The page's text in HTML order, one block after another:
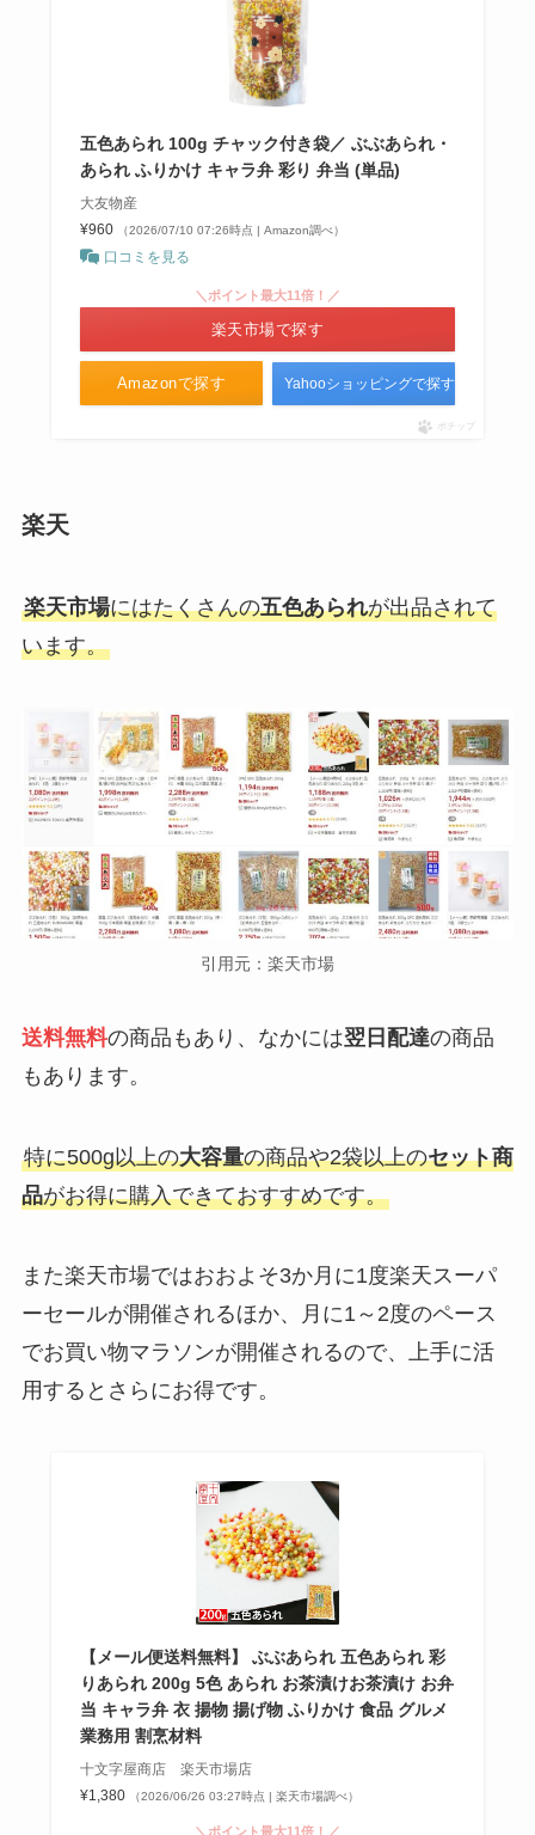
五色あられ 100g チャック付き袋／ ぶぶあられ・
あられ ふりかけ キャラ弁 彩り 弁当 (単品)
大友物産
¥960
（2026/07/10 07:26時点 | Amazon調べ）
口コミを見る
Amazonで探す
＼ポイント最大11倍！／
楽天市場で探す
Yahooショッピングで探す
ポチップ
楽天
楽天市場にはたくさんの五色あられが出品されて
います。
引用元：楽天市場
送料無料の商品もあり、なかには翌日配達の商品
もあります。
特に500g以上の大容量の商品や2袋以上のセット商
品がお得に購入できておすすめです。
また楽天市場ではおおよそ3か月に1度楽天スーパ
ーセールが開催されるほか、月に1～2度のペース
でお買い物マラソンが開催されるので、上手に活
用するとさらにお得です。
【メール便送料無料】 ぶぶあられ 五色あられ 彩
りあられ 200g 5色 あられ お茶漬けお茶漬け お弁
当 キャラ弁 衣 揚物 揚げ物 ふりかけ 食品 グルメ
業務用 割烹材料
十文字屋商店 楽天市場店
¥1,380
（2026/06/26 03:27時点 | 楽天市場調べ）
＼ポイント最大11倍！／